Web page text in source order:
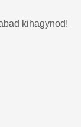
kihagynod!